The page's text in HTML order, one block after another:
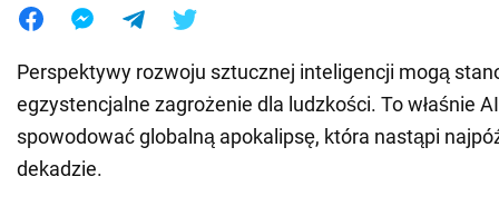
Perspektywy rozwoju sztucznej inteligencji mogą
egzystencjalne zagrożenie dla ludzkości. To właśnie
spowodować globalną apokalipsę, która nastąpi
dekadzie.